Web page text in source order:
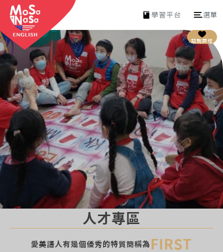
學習平台 選單
諮詢課程
人才專區
愛美語人有幾個優秀的特質簡稱為 FIRST